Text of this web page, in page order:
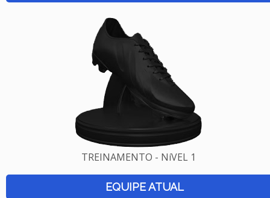
TREINAMENTO - NíVEL 1
EQUIPE ATUAL